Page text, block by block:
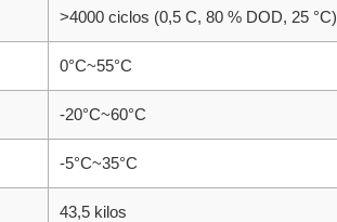
>4000 ciclos (0,5 C, 80 % DOD, 25 °C)
0°C~55°C
-20°C~60°C
-5°C~35°C
43,5 kilos